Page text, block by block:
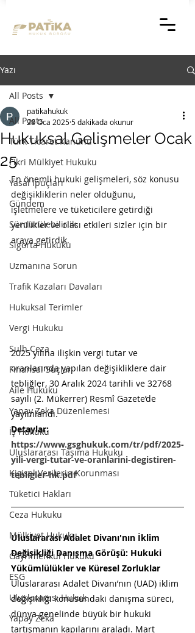
Yazı
All Posts
Türk Ticaret Kanunu
Fikri Mülkiyet Hukuku
Yasal İpuçları
Gündem
Sürdürülebilirlik
Sigorta Hukuku
Uzmanına Sorun
Trafik Kazaları Davaları
Hukuksal Terimler
Vergi Hukuku
Sulh Ceza
Finansal Suçlar
Aile Hukuku
Yapay Zeka Düzenlemesi
İş Hukuku
Uluslararası Taşıma Hukuku
Kişisel Verilerin Korunması
Tüketici Hakları
Ceza Hukuku
Mülkiyet Hukuku
Gayrimenkul Hukuku
ESG
Uluslararası Hukuk
Yapay Zeka
All Posts
Hukuksal Gelişmeler Ocak
25
patikahukuk
28 Oca 20255 dakikada okunur
En önemli hukuki gelişmeleri, söz konusu
değişikliklerin neler olduğunu,
işletmelere ve tüketicilere getirdiği
yenilikler ve olası etkileri sizler için bir
araya getirdik.
2025 yılına ilişkin vergi tutar ve
oranlarında yapılan değişikliklere dair
tebliğler, 30 Aralık 2024 tarihli ve 32768
sayılı (2. Mükerrer) Resmî Gazete’de
yayımlandı.
Detaylar:
https://www.gsghukuk.com/tr/pdf/2025-
yili-vergi-tutar-ve-oranlarini-degistiren-
tebligler-hk.pdf
Uluslararası Adalet Divanı'nın İklim
Değişikliği Danışma Görüşü: Hukuki
Yükümlülükler ve Küresel Zorluklar
Uluslararası Adalet Divanı’nın (UAD) iklim
değişikliği konusundaki danışma süreci,
dünya genelinde büyük bir hukuki
tartışmanın kapılarını araladı. Mart